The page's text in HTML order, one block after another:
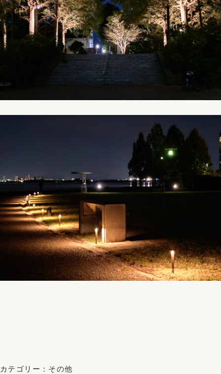
カテゴリー： その他